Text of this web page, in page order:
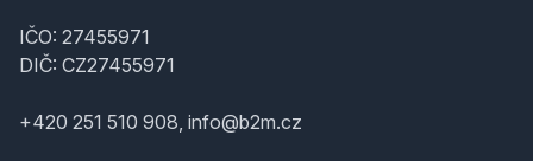
IČO: 27455971
DIČ: CZ27455971
+420 251 510 908, info@b2m.cz